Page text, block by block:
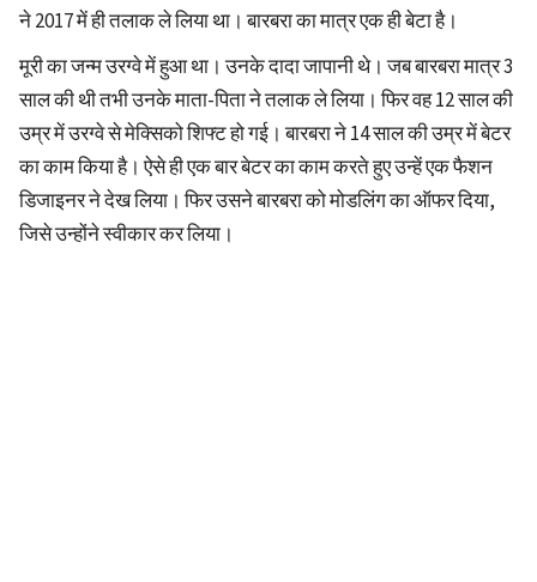
ने 2017 में ही तलाक ले लिया था। बारबरा का मात्र एक ही बेटा है।
मूरी का जन्म उरग्वे में हुआ था। उनके दादा जापानी थे। जब बारबरा मात्र 3
साल की थी तभी उनके माता-पिता ने तलाक ले लिया। फिर वह 12 साल की
उम्र में उरग्वे से मेक्सिको शिफ्ट हो गई। बारबरा ने 14 साल की उम्र में बेटर
का काम किया है। ऐसे ही एक बार बेटर का काम करते हुए उन्हें एक फैशन
डिजाइनर ने देख लिया। फिर उसने बारबरा को मोडलिंग का ऑफर दिया,
जिसे उन्होंने स्वीकार कर लिया।